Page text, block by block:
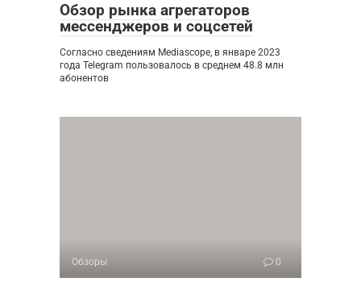
Обзор рынка агрегаторов
мессенджеров и соцсетей
Согласно сведениям Mediascope, в январе 2023
года Telegram пользовалось в среднем 48.8 млн
абонентов
Обзоры 0